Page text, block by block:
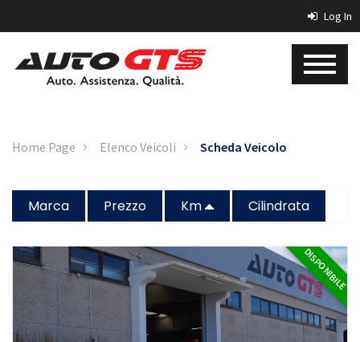
Log In
Home Page Elenco Veicoli Scheda Veicolo
Marca Prezzo Km Cilindrata
DISPONIBILE